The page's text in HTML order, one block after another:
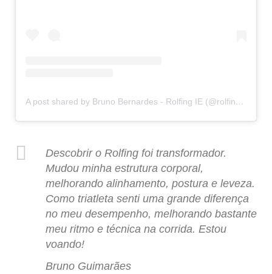
A post shared by Bruno Bernardes - Rolfing IE (@rolfingcombruno)
Descobrir o Rolfing foi transformador.
Mudou minha estrutura corporal,
melhorando alinhamento, postura e leveza.
Como triatleta senti uma grande diferença
no meu desempenho, melhorando bastante
meu ritmo e técnica na corrida. Estou
voando!
Bruno Guimarães